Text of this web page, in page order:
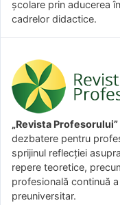
şcolare prin aducerea
cadrelor didactice.
„Revista Profesorului”
dezbatere pentru
sprijinul reflecției
repere teoretice,
profesională continuă
preuniversitar.